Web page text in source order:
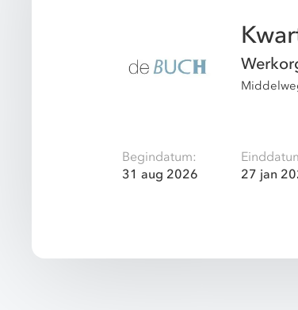
Begindatum:
31 aug 2026
27 jan